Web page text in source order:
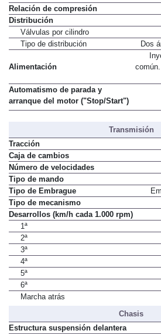
Relación de compresión
Distribución
Válvulas por cilindro
Tipo de distribución
Dos
Alimentación
Automatismo de parada y
arranque del motor ("Stop/Start")
Transmisión
Tracción
Caja de cambios
Número de velocidades
Tipo de mando
Tipo de Embrague
Tipo de mecanismo
Desarrollos (km/h cada 1.000 rpm)
1ª
2ª
3ª
4ª
5ª
6ª
Marcha atrás
Chasis
Estructura suspensión delantera